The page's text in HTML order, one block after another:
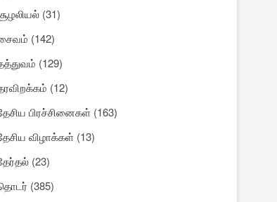
(31)
(142)
(129)
(12)
பிரச்சினைகள் (163)
விழாக்கள் (13)
(23)
(385)